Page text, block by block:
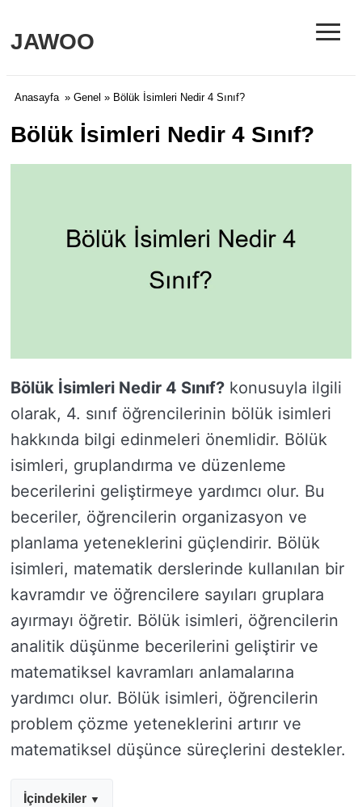
JAWOO ≡
Anasayfa » Genel » Bölük İsimleri Nedir 4 Sınıf?
Bölük İsimleri Nedir 4 Sınıf?
Bölük İsimleri Nedir 4 Sınıf? konusuyla ilgili
olarak, 4. sınıf öğrencilerinin bölük isimleri
hakkında bilgi edinmeleri önemlidir. Bölük
isimleri, gruplandırma ve düzenleme
becerilerini geliştirmeye yardımcı olur. Bu
beceriler, öğrencilerin organizasyon ve
planlama yeteneklerini güçlendirir. Bölük
isimleri, matematik derslerinde kullanılan bir
kavramdır ve öğrencilere sayıları gruplara
ayırmayı öğretir. Bölük isimleri, öğrencilerin
analitik düşünme becerilerini geliştirir ve
matematiksel kavramları anlamalarına
yardımcı olur. Bölük isimleri, öğrencilerin
problem çözme yeteneklerini artırır ve
matematiksel düşünce süreçlerini destekler.
İçindekiler